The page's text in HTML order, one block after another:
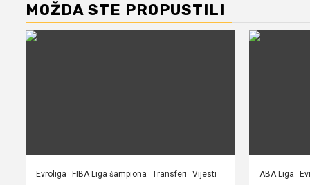
MOŽDA STE PROPUSTILI
Evroliga FIBA Liga šampiona Transferi Vijesti ABA Liga